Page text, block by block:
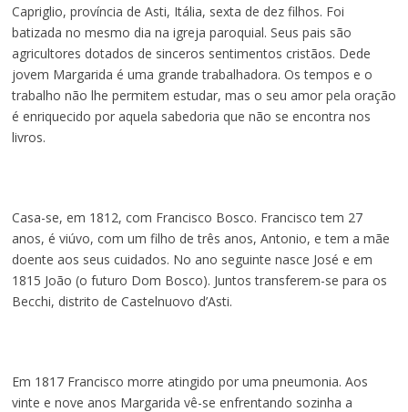
Capriglio, província de Asti, Itália, sexta de dez filhos. Foi
batizada no mesmo dia na igreja paroquial. Seus pais são
agricultores dotados de sinceros sentimentos cristãos. Dede
jovem Margarida é uma grande trabalhadora. Os tempos e o
trabalho não lhe permitem estudar, mas o seu amor pela oração
é enriquecido por aquela sabedoria que não se encontra nos
livros.
Casa-se, em 1812, com Francisco Bosco. Francisco tem 27
anos, é viúvo, com um filho de três anos, Antonio, e tem a mãe
doente aos seus cuidados. No ano seguinte nasce José e em
1815 João (o futuro Dom Bosco). Juntos transferem-se para os
Becchi, distrito de Castelnuovo d’Asti.
Em 1817 Francisco morre atingido por uma pneumonia. Aos
vinte e nove anos Margarida vê-se enfrentando sozinha a